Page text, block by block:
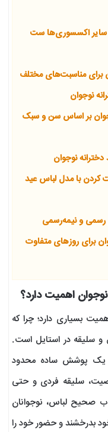
سایر اکسسوری‌ها ست
برای مناسبت‌های مختلف
نوجوان
بر اساس سن و سبک
نوجوان
با مدل لباس عید
رسمی و نیمه‌رسمی
برای روزهای متفاوت
اهمیت دارد؟
بسیاری دارد؛ چرا که
و سلیقه در استایل است.
یک پوشش ساده محدود
سلیقه فردی و حتی
صحیح لباس، نوجوانان
بدرخشند و حضور خود را